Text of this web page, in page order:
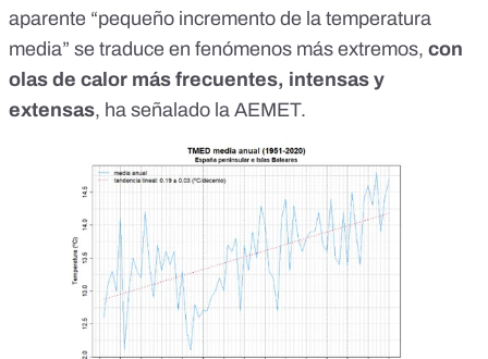
aparente “pequeño incremento de la temperatura
media” se traduce en fenómenos más extremos, con
olas de calor más frecuentes, intensas y
extensas, ha señalado la AEMET.